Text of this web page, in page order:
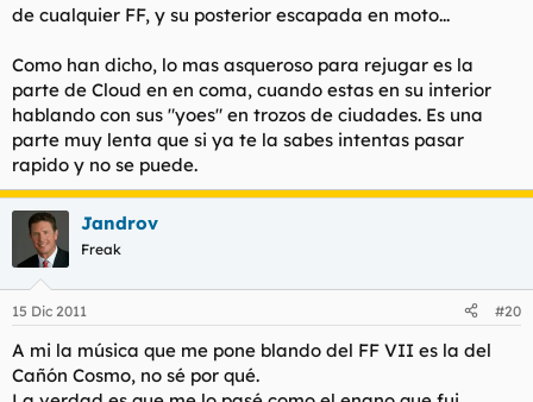
de cualquier FF, y su posterior escapada en moto...
Como han dicho, lo mas asqueroso para rejugar es la
parte de Cloud en en coma, cuando estas en su interior
hablando con sus "yoes" en trozos de ciudades. Es una
parte muy lenta que si ya te la sabes intentas pasar
rapido y no se puede.
Jandrov
Freak
15 Dic 2011 #20
A mi la música que me pone blando del FF VII es la del
Cañón Cosmo, no sé por qué.